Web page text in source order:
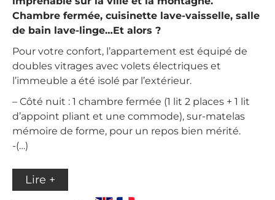
Chambre fermée, cuisinette lave-vaisselle, salle
de bain lave-linge…Et alors ?
Pour votre confort, l’appartement est équipé de
doubles vitrages avec volets électriques et
l’immeuble a été isolé par l’extérieur.
– Côté nuit : 1 chambre fermée (1 lit 2 places + 1 lit
d’appoint pliant et une commode), sur-matelas
mémoire de forme, pour un repos bien mérité.
-(…)
Lire +